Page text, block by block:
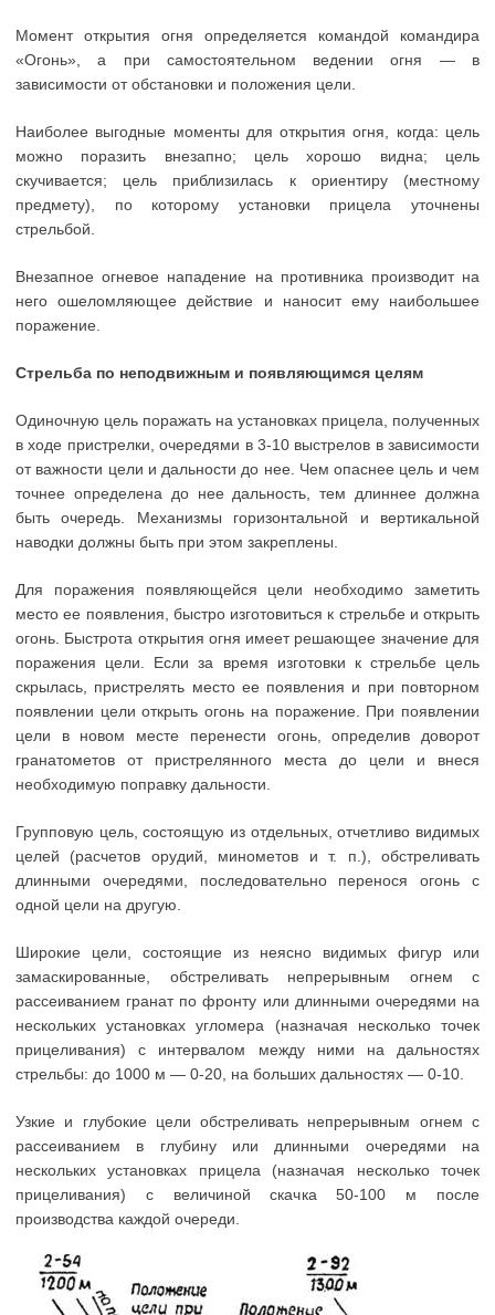
Момент открытия огня определяется командой командира
«Огонь», а при самостоятельном ведении огня — в
зависимости от обстановки и положения цели.
Наиболее выгодные моменты для открытия огня, когда: цель
можно поразить внезапно; цель хорошо видна; цель
скучивается; цель приблизилась к ориентиру (местному
предмету), по которому установки прицела уточнены
стрельбой.
Внезапное огневое нападение на противника производит на
него ошеломляющее действие и наносит ему наибольшее
поражение.
Стрельба по неподвижным и появляющимся целям
Одиночную цель поражать на установках прицела, полученных
в ходе пристрелки, очередями в 3-10 выстрелов в зависимости
от важности цели и дальности до нее. Чем опаснее цель и чем
точнее определена до нее дальность, тем длиннее должна
быть очередь. Механизмы горизонтальной и вертикальной
наводки должны быть при этом закреплены.
Для поражения появляющейся цели необходимо заметить
место ее появления, быстро изготовиться к стрельбе и открыть
огонь. Быстрота открытия огня имеет решающее значение для
поражения цели. Если за время изготовки к стрельбе цель
скрылась, пристрелять место ее появления и при повторном
появлении цели открыть огонь на поражение. При появлении
цели в новом месте перенести огонь, определив доворот
гранатометов от пристрелянного места до цели и внеся
необходимую поправку дальности.
Групповую цель, состоящую из отдельных, отчетливо видимых
целей (расчетов орудий, минометов и т. п.), обстреливать
длинными очередями, последовательно перенося огонь с
одной цели на другую.
Широкие цели, состоящие из неясно видимых фигур или
замаскированные, обстреливать непрерывным огнем с
рассеиванием гранат по фронту или длинными очередями на
нескольких установках угломера (назначая несколько точек
прицеливания) с интервалом между ними на дальностях
стрельбы: до 1000 м — 0-20, на больших дальностях — 0-10.
Узкие и глубокие цели обстреливать непрерывным огнем с
рассеиванием в глубину или длинными очередями на
нескольких установках прицела (назначая несколько точек
прицеливания) с величиной скачка 50-100 м после
производства каждой очереди.